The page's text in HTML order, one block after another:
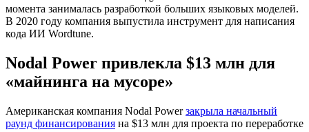
момента занималась разработкой больших языковых моделей.
В 2020 году компания выпустила инструмент для написания
кода ИИ Wordtune.
Nodal Power привлекла $13 млн для
«майнинга на мусоре»
Американская компания Nodal Powerзакрыла начальный
раунд финансирования на $13 млн для проекта по переработке